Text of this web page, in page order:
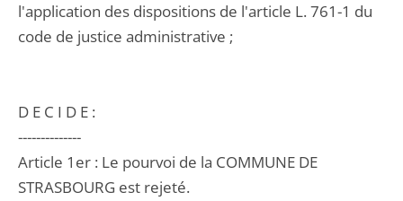
l'application des dispositions de l'article L. 761-1 du
code de justice administrative ;
D E C I D E :
--------------
Article 1er : Le pourvoi de la COMMUNE DE
STRASBOURG est rejeté.